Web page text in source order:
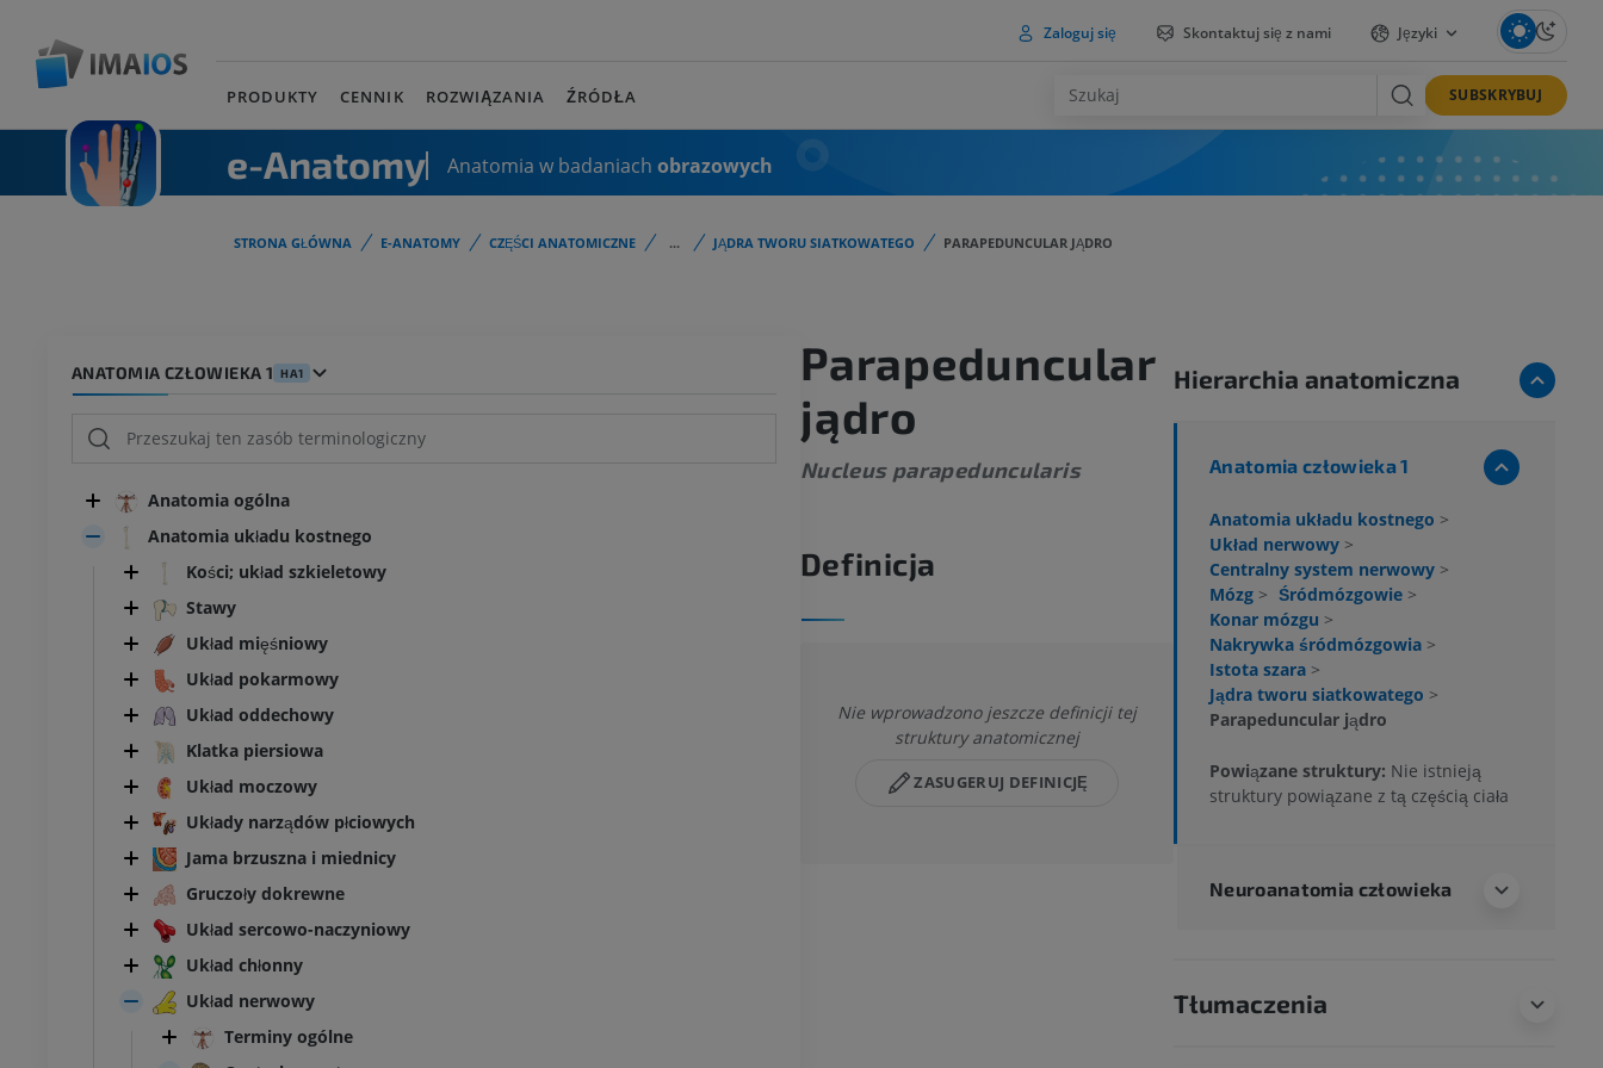
Zaloguj się Skontaktuj się z nami Języki
PRODUKTY CENNIK ROZWIĄZANIA ŹRÓDŁA SUBSKRYBUJ
e-Anatomy Anatomia w badaniach obrazowych
STRONA GŁÓWNA E-ANATOMY CZĘŚCI ANATOMICZNE ... JĄDRA TWORU SIATKOWATEGO PARAPEDUNCULAR JĄDRO
ANATOMIA CZŁOWIEKA 1 HA1
Anatomia ogólna
Anatomia układu kostnego
Kości; układ szkieletowy
Stawy
Układ mięśniowy
Układ pokarmowy
Układ oddechowy
Klatka piersiowa
Układ moczowy
Układy narządów płciowych
Jama brzuszna i miednicy
Gruczoły dokrewne
Układ sercowo-naczyniowy
Układ chłonny
Układ nerwowy
Terminy ogólne
Parapeduncular
jądro
Nucleus parapeduncularis
Definicja
Nie wprowadzono jeszcze definicji tej
struktury anatomicznej
ZASUGERUJ DEFINICJĘ
Hierarchia anatomiczna
Anatomia człowieka 1
Anatomia układu kostnego >
Układ nerwowy >
Centralny system nerwowy >
Mózg > Śródmózgowie >
Konar mózgu >
Nakrywka śródmózgowia >
Istota szara >
Jądra tworu siatkowatego >
Parapeduncular jądro
Powiązane struktury: Nie istnieją
struktury powiązane z tą częścią ciała
Neuroanatomia człowieka
Tłumaczenia